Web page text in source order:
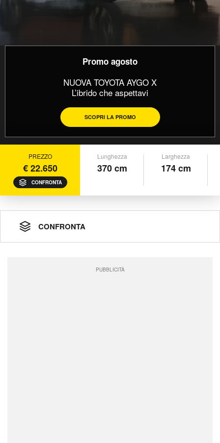
Promo agosto
NUOVA TOYOTA AYGO X
L’ibrido che aspettavi
SCOPRI LA PROMO
PREZZO
€ 22.650
CONFRONTA
Lunghezza
370 cm
Larghezza
174 cm
CONFRONTA
PUBBLICITÀ